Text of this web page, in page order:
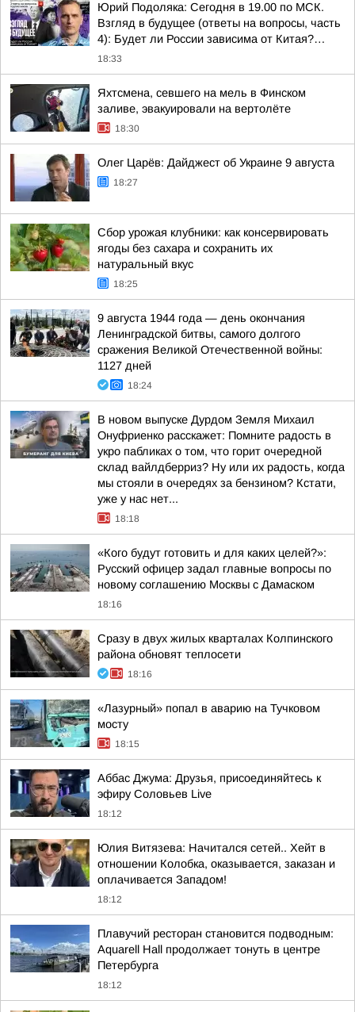
Юрий Подоляка: Сегодня в 19.00 по МСК.
Взгляд в будущее (ответы на вопросы, часть
4): Будет ли России зависима от Китая?…
18:33
Яхтсмена, севшего на мель в Финском
заливе, эвакуировали на вертолёте
18:30
Олег Царёв: Дайджест об Украине 9 августа
18:27
Сбор урожая клубники: как консервировать
ягоды без сахара и сохранить их
натуральный вкус
18:25
9 августа 1944 года — день окончания
Ленинградской битвы, самого долгого
сражения Великой Отечественной войны:
1127 дней
18:24
В новом выпуске Дурдом Земля Михаил
Онуфриенко расскажет: Помните радость в
укро пабликах о том, что горит очередной
склад вайлдберриз? Ну или их радость, когда
мы стояли в очередях за бензином? Кстати,
уже у нас нет...
18:18
«Кого будут готовить и для каких целей?»:
Русский офицер задал главные вопросы по
новому соглашению Москвы с Дамаском
18:16
Сразу в двух жилых кварталах Колпинского
района обновят теплосети
18:16
«Лазурный» попал в аварию на Тучковом
мосту
18:15
Аббас Джума: Друзья, присоединяйтесь к
эфиру Соловьев Live
18:12
Юлия Витязева: Начитался сетей.. Хейт в
отношении Колобка, оказывается, заказан и
оплачивается Западом!
18:12
Плавучий ресторан становится подводным:
Aquarell Hall продолжает тонуть в центре
Петербурга
18:12